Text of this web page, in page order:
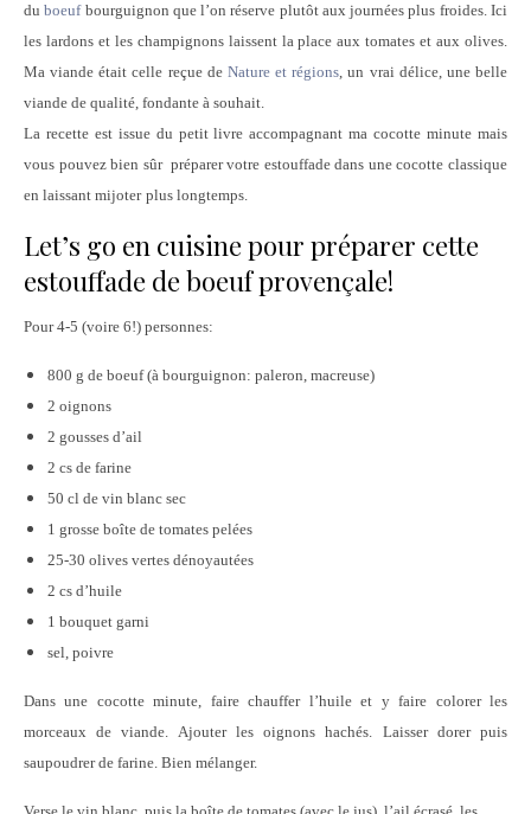
duboeufbourguignon que l’on réserve plutôt aux journées plus froides. Ici
les lardons et les champignons laissent la place aux tomates et aux olives.
Ma viande était celle reçue de Nature et régions, un vrai délice, une belle
viande de qualité, fondante à souhait.
La recette est issue du petit livre accompagnant ma cocotte minute mais
vous pouvez bien sûr préparer votre estouffade dans une cocotte classique
en laissant mijoter plus longtemps.
Let’s go en cuisine pour préparer cette
estouffade de boeuf provençale!
Pour 4-5 (voire 6!) personnes:
800 g de boeuf (à bourguignon: paleron, macreuse)
2 oignons
2 gousses d’ail
2 cs de farine
50 cl de vin blanc sec
1 grosse boîte de tomates pelées
25-30 olives vertes dénoyautées
2 cs d’huile
1 bouquet garni
sel, poivre
Dans une cocotte minute, faire chauffer l’huile et y faire colorer les
morceaux de viande. Ajouter les oignons hachés. Laisser dorer puis
saupoudrer de farine. Bien mélanger.